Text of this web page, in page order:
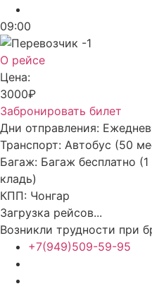
09:00
О рейсе
Цена:
3000₽
Забронировать билет
Дни отправления:
Транспорт: Автобус (50
Багаж: Багаж бесплатно
кладь)
КПП: Чонгар
Загрузка рейсов...
Возникли трудности при
+7(949)509-59-95